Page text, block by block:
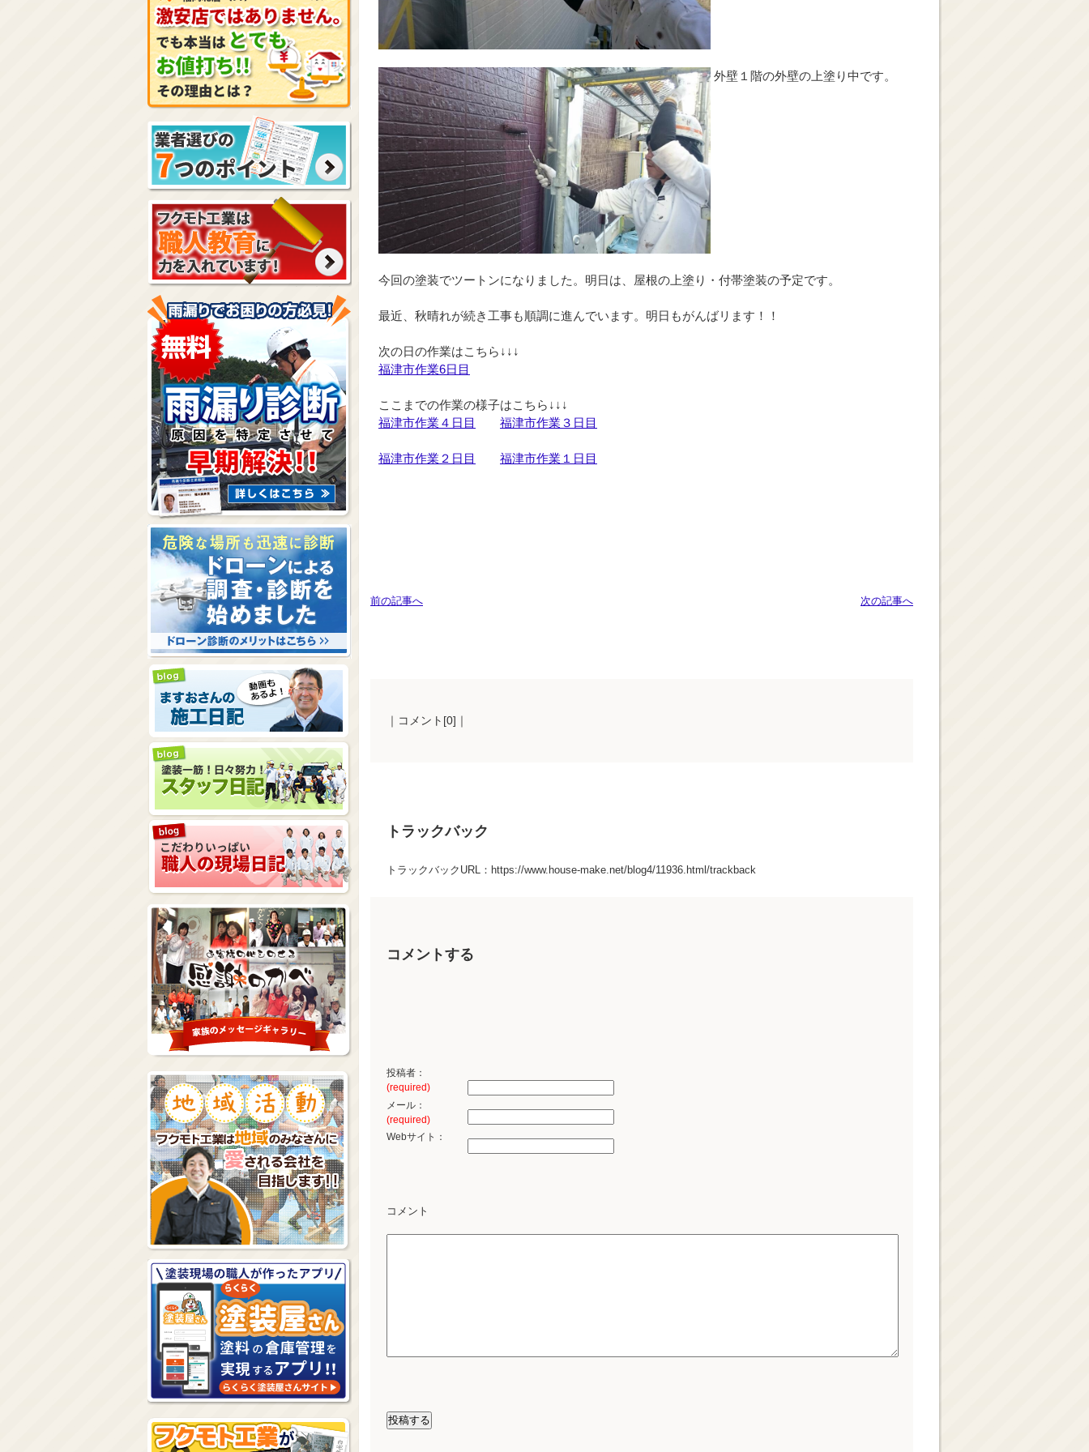
外壁１階の外壁の上塗り中です。
今回の塗装でツートンになりました。明日は、屋根の上塗り・付帯塗装の予定です。
最近、秋晴れが続き工事も順調に進んでいます。明日もがんばリます！！
福津市作業6日目
福津市作業４日目
福津市作業３日目
福津市作業２日目 福津市作業１日目
次の記事へ
前の記事へ
｜コメント[0]｜
トラックバック
トラックバックURL：https://www.house-make.net/blog4/11936.html/trackback
コメントする
投稿者：
(required)
メール：
(required)
Webサイト：
コメント